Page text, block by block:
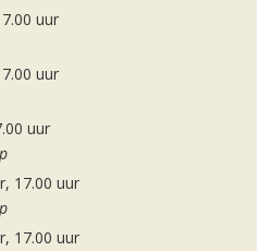
uur
uur
uur
17.00 uur
17.00 uur